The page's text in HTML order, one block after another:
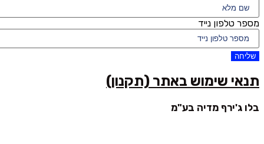
מספר טלפון נייד
שליחה
תנאי שימוש באתר (תקנון)
בלו ג'ירף מדיה בע"מ